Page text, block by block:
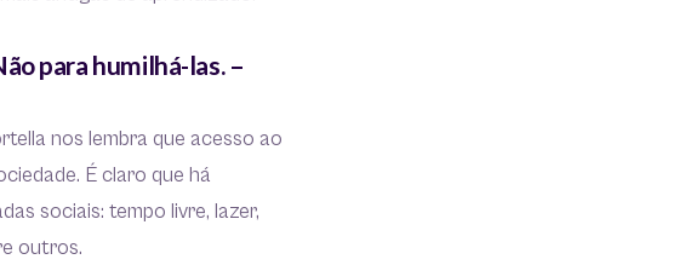
para humilhá-las. –
nos lembra que acesso ao
É claro que há
sociais: tempo livre, lazer,
outros.